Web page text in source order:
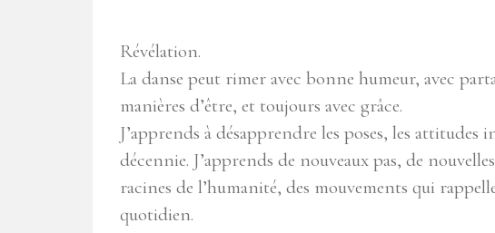
Révélation.
La danse peut rimer avec bonne humeur, avec
manières d’être, et toujours avec grâce.
J’apprends à désapprendre les poses, les attitudes
décennie. J’apprends de nouveaux pas, de
racines de l’humanité, des mouvements qui
quotidien.